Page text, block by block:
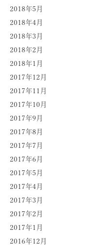
2018年5月
2018年4月
2018年3月
2018年2月
2018年1月
2017年12月
2017年11月
2017年10月
2017年9月
2017年8月
2017年7月
2017年6月
2017年5月
2017年4月
2017年3月
2017年2月
2017年1月
2016年12月